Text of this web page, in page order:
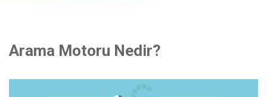
Arama Motoru Nedir?